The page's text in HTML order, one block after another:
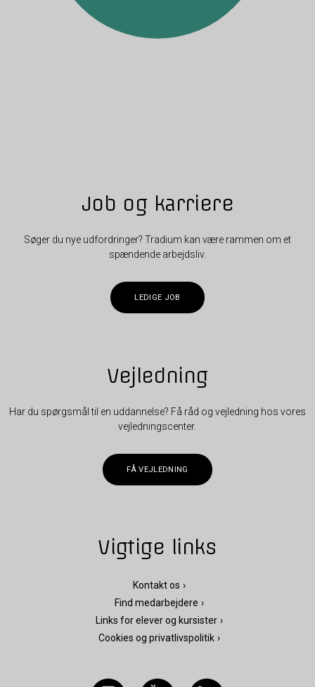
Job og karriere
Søger du nye udfordringer? Tradium kan være rammen om et
spændende arbejdsliv.
LEDIGE JOB
Vejledning
Har du spørgsmål til en uddannelse? Få råd og vejledning hos vores
vejledningscenter.
FÅ VEJLEDNING
Vigtige links
Kontakt os
Find medarbejdere
Links for elever og kursister
Cookies og privatlivspolitik